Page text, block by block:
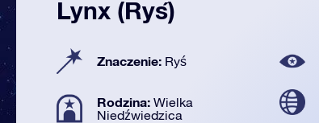
Lynx (Ryś)
Znaczenie: Ryś
Rodzina: Wielka
Niedźwiedzica